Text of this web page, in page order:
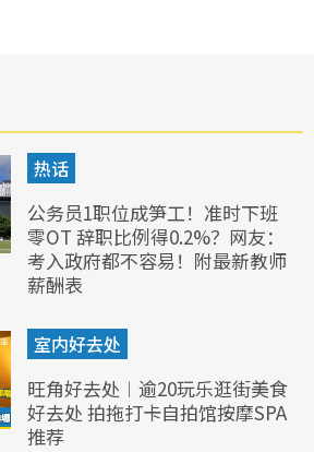
热话
公务员1职位成笋工！准时下班
零OT 辞职比例得0.2%？网友：
考入政府都不容易！附最新教师
薪酬表
室内好去处
旺角好去处︱逾20玩乐逛街美食
好去处 拍拖打卡自拍馆按摩SPA
推荐